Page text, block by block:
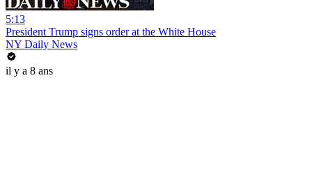
5:13
President Trump signs order at the White House
NY Daily News
il y a 8 ans